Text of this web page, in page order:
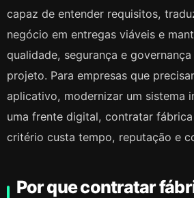
capaz de entender requisitos,
negócio em entregas viáveis e
qualidade, segurança e
projeto. Para empresas que
aplicativo, modernizar um sistema
uma frente digital, contratar
critério custa tempo, reputação e
Por que contratar